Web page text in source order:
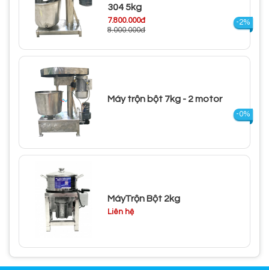
304 5kg
7.800.000đ
8.000.000đ
-2%
Máy trộn bột 7kg - 2 motor
-0%
MáyTrộn Bột 2kg
Liên hệ